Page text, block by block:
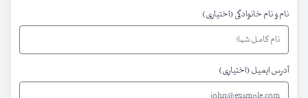
نام و نام خانوادگی (اختیاری)
آدرس ایمیل (اختیاری)